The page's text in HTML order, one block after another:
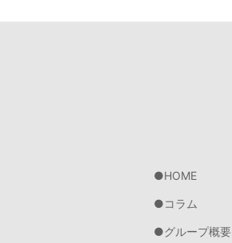
HOME
コラム
グループ概要